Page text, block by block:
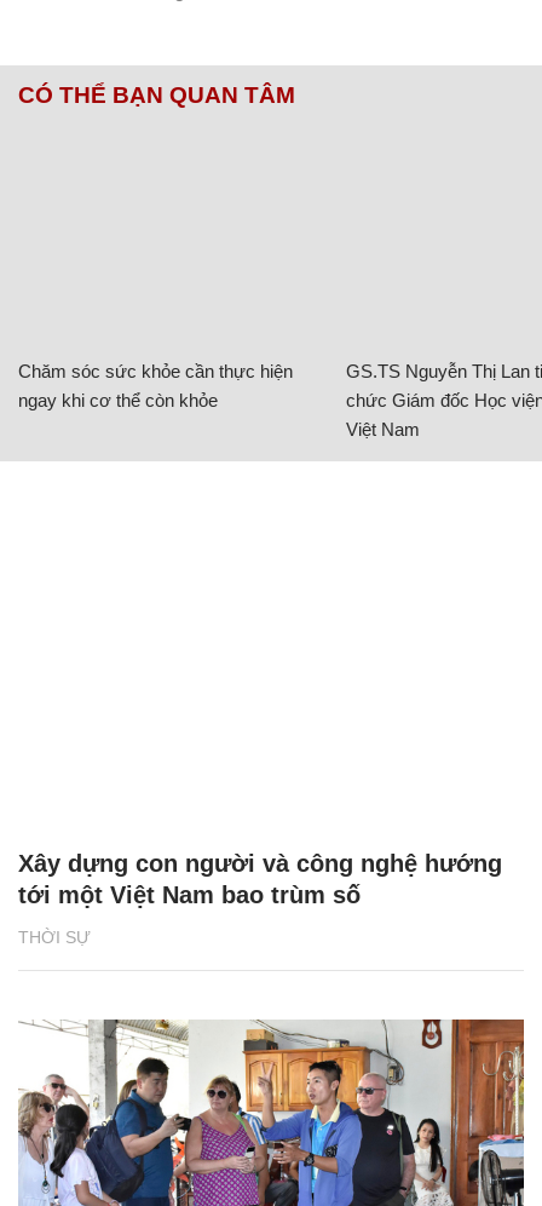
CÓ THỂ BẠN QUAN TÂM
Chăm sóc sức khỏe cần thực hiện
ngay khi cơ thể còn khỏe
GS.TS Nguyễn Thị Lan
chức Giám đốc Học
Việt Nam
THỜI SỰ
Xây dựng con người và công nghệ hướng
tới một Việt Nam bao trùm số